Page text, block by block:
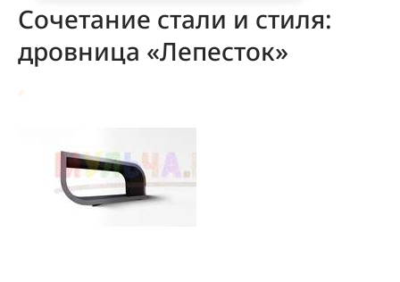
Сочетание стали и стиля:
дровница «Лепесток»